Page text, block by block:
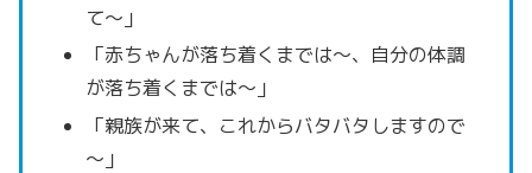
て～」
「赤ちゃんが落ち着くまでは～、自分の体調
が落ち着くまでは～」
「親族が来て、これからバタバタしますので
～」